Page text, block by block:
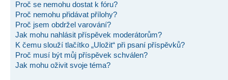
Proč se nemohu dostat k fóru?
Proč nemohu přidávat přílohy?
Proč jsem obdržel varování?
Jak mohu nahlásit příspěvek moderátorům?
K čemu slouží tlačítko „Uložit“ při psaní příspěvků?
Proč musí být můj příspěvek schválen?
Jak mohu oživit svoje téma?